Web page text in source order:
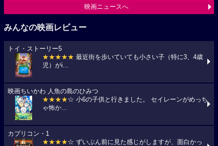
映画ニュースへ
みんなの映画レビュー
トイ・ストーリー5
★★★★★ 最近街を歩いていても小さい子（特に3、4歳
児）がi...
映画ちいかわ 人魚の島のひみつ
★★★★☆ 小6の子供と行きました。 セイレーンがめっち
ゃ怖か...
カプリコン・1
★★★★☆ ずいぶん前に見た感じがしますが、面白かっ